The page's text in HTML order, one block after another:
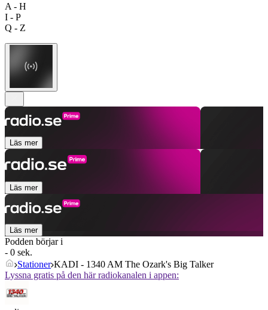
A - H
I - P
Q - Z
Läs mer
Läs mer
Läs mer
Podden börjar i
- 0 sek.
Stationer KADI - 1340 AM The Ozark's Big Talker
Lyssna gratis på den här radiokanalen i appen: